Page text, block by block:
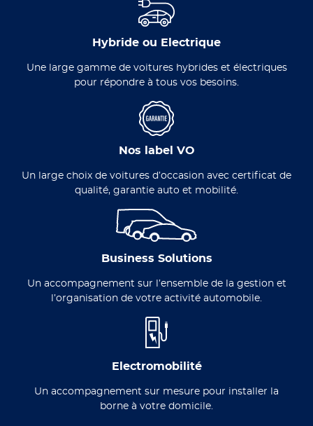
Hybride ou Electrique
Une large gamme de voitures hybrides et électriques
pour répondre à tous vos besoins.
Nos label VO
Un large choix de voitures d’occasion avec certificat de
qualité, garantie auto et mobilité.
Business Solutions
Un accompagnement sur l’ensemble de la gestion et
l’organisation de votre activité automobile.
Electromobilité
Un accompagnement sur mesure pour installer la
borne à votre domicile.